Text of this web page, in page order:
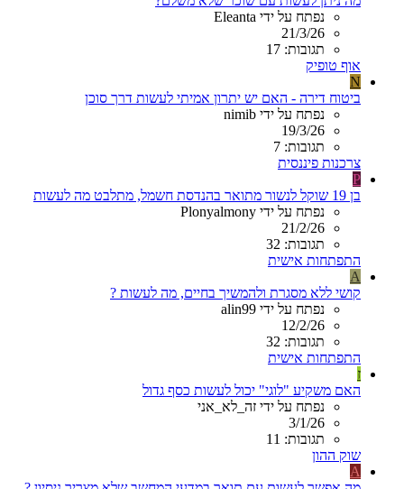
נפתח על ידי Eleanta
21/3/26
תגובות: 17
אוף טופיק
N
ביטוח דירה - האם יש יתרון אמיתי לעשות דרך סוכן
נפתח על ידי nimib
19/3/26
תגובות: 7
צרכנות פיננסית
P
בן 19 שוקל לנשור מתואר בהנדסת חשמל, מתלבט מה לעשות
נפתח על ידי Plonyalmony
21/2/26
תגובות: 32
התפתחות אישית
A
קושי ללא מסגרת ולהמשיך בחיים, מה לעשות ?
נפתח על ידי alin99
12/2/26
תגובות: 32
התפתחות אישית
ז
האם משקיע "לוגי" יכול לעשות כסף גדול
נפתח על ידי זה_לא_אני
3/1/26
תגובות: 11
שוק ההון
A